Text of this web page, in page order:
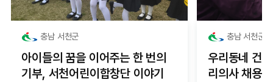
충남 서천군
아이들의 꿈을 이어주는 한 번의
기부, 서천어린이합창단 이야기
충남 서천군
우리동네 건
리의사 채용